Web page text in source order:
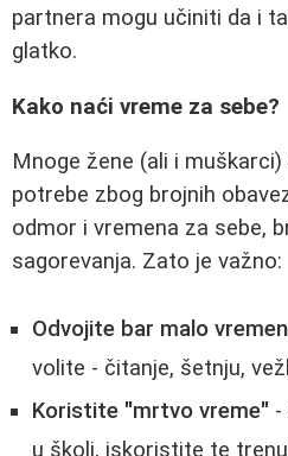
partnera mogu učiniti da i
glatko.
Kako naći vreme za sebe?
Mnoge žene (ali i
potrebe zbog brojnih
odmor i vremena za sebe,
sagorevanja. Zato je važno:
Odvojite bar malo
volite - čitanje, šetnju,
Koristite "mrtvo vreme" -
u školi, iskoristite te